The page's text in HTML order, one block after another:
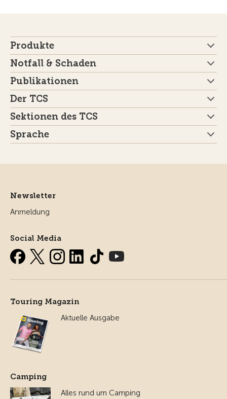
Produkte
Notfall & Schaden
Publikationen
Der TCS
Sektionen des TCS
Sprache
Newsletter
Anmeldung
Social Media
Touring Magazin
Aktuelle Ausgabe
Camping
Alles rund um Camping